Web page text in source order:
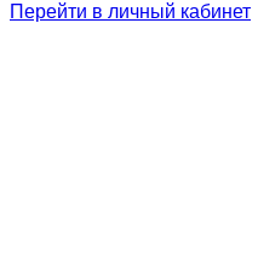
Перейти в личный кабинет